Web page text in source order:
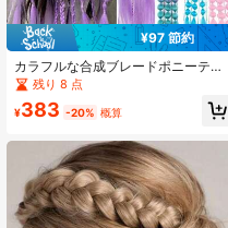
¥97 節約
カラフルな合成ブレードポニーテー
ル エクステンション ウィッグ ヘア
アクセサリー、シック可愛いストリ
ートスタイルY2K軽量、簡単着用、
影 ファッション 日常着に最適
残り 8 点
¥383 -20% 概算